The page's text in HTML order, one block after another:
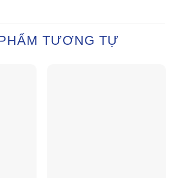
TƯƠNG TỰ